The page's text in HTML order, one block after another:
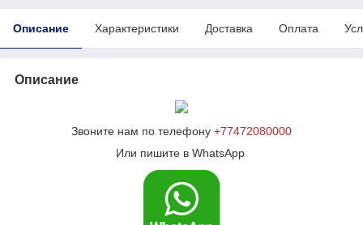
Описание Характеристики Доставка Оплата
Описание
Звоните нам по телефону +77472080000
Или пишите в WhatsApp